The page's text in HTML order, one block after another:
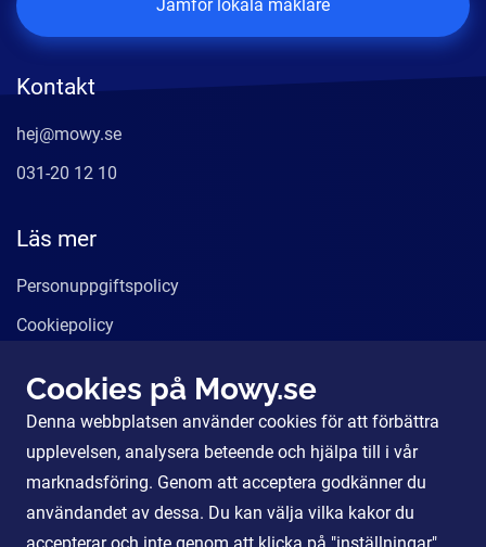
Kontakt
hej@mowy.se
031-20 12 10
Läs mer
Personuppgiftspolicy
Cookiepolicy
Våra tjänster
För Partners
Jämför lokala mäklare
Cookies på Mowy.se
Denna webbplatsen använder cookies för att förbättra
upplevelsen, analysera beteende och hjälpa till i vår
marknadsföring. Genom att acceptera godkänner du
användandet av dessa. Du kan välja vilka kakor du